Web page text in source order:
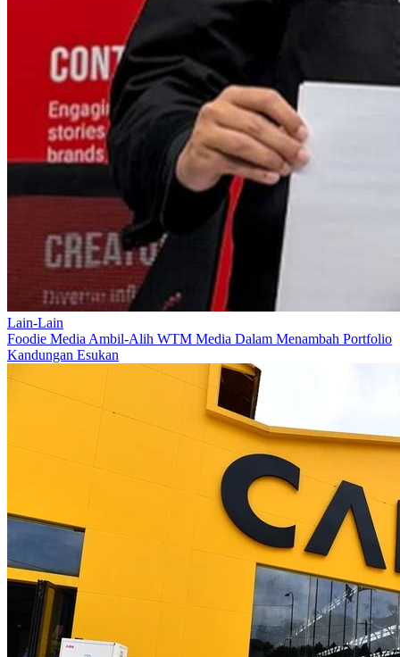
Lain-Lain
Foodie Media Ambil-Alih WTM Media Dalam Menambah Portfolio
Kandungan Esukan